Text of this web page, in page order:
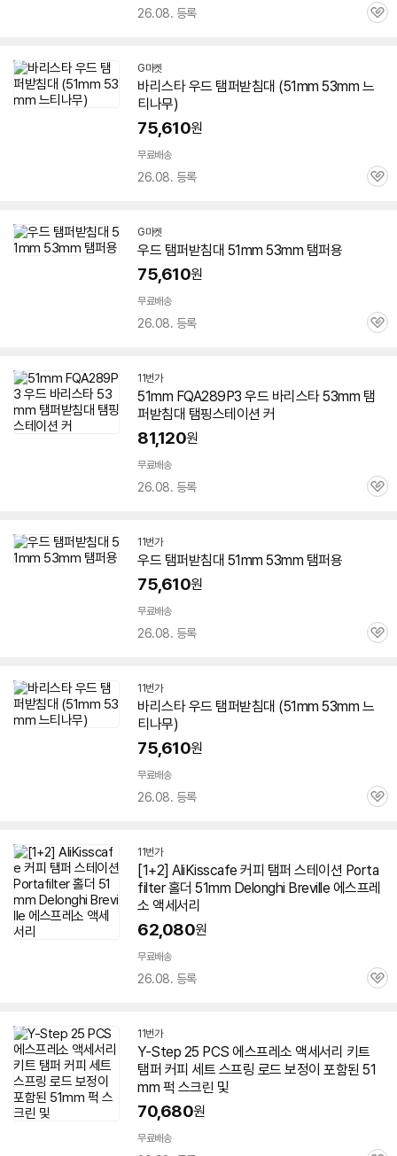
26.08. 등록
관
G마켓
바리스타 우드 탬퍼받침대 (51mm 53mm 느
티나무)
75,610원
무료배송
26.08. 등록
관
G마켓
우드 탬퍼받침대 51mm 53mm 탬퍼용
75,610원
무료배송
26.08. 등록
관
11번가
51mm FQA289P3 우드 바리스타 53mm 탬
퍼받침대 탬핑스테이션 커
81,120원
무료배송
26.08. 등록
관
11번가
우드 탬퍼받침대 51mm 53mm 탬퍼용
75,610원
무료배송
26.08. 등록
관
11번가
바리스타 우드 탬퍼받침대 (51mm 53mm 느
티나무)
75,610원
무료배송
26.08. 등록
관
11번가
[1+2] AliKisscafe 커피 탬퍼 스테이션 Porta
filter 홀더 51mm Delonghi Breville 에스프레
소 액세서리
62,080원
무료배송
26.08. 등록
관
11번가
Y-Step 25 PCS 에스프레소 액세서리 키트
탬퍼 커피 세트 스프링 로드 보정이 포함된 51
mm 퍽 스크린 및
70,680원
무료배송